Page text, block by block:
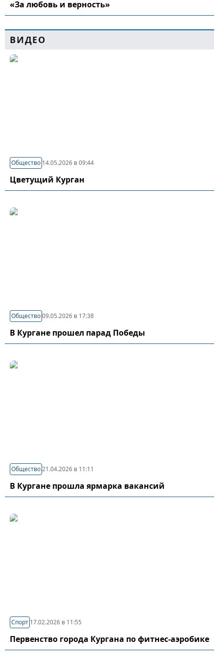
«За любовь и верность»
ВИДЕО
Общество 14.05.2026 в 09:44
Цветущий Курган
Общество09.05.2026 в 17:38
В Кургане прошел парад Победы
Общество21.04.2026 в 11:11
В Кургане прошла ярмарка вакансий
Спорт 17.02.2026 в 11:55
Первенство города Кургана по фитнес-аэробике